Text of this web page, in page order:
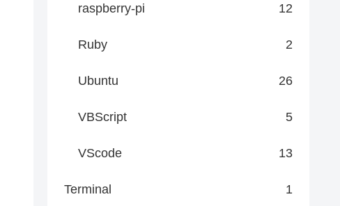
raspberry-pi 12
Ruby 2
Ubuntu 26
VBScript 5
VScode 13
Terminal 1